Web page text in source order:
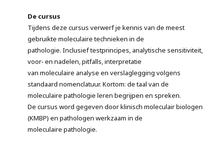
De cursus
Tijdens deze cursus verwerf je kennis van de meest
gebruikte moleculaire technieken in de
pathologie. Inclusief testprincipes, analytische sensitiviteit,
voor‐ en nadelen, pitfalls, interpretatie
van moleculaire analyse en verslaglegging volgens
standaard nomenclatuur. Kortom: de taal van de
moleculaire pathologie leren begrijpen en spreken.
De cursus word gegeven door klinisch moleculair biologen
(KMBP) en pathologen werkzaam in de
moleculaire pathologie.